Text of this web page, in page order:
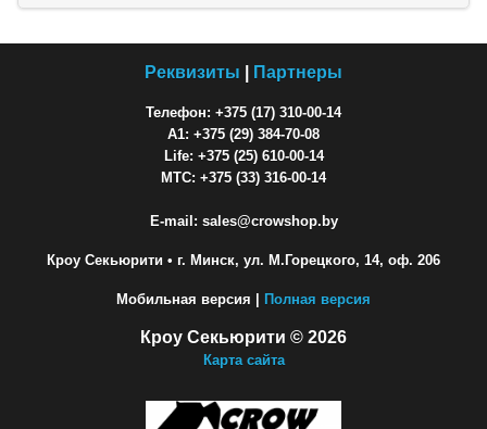
Реквизиты Партнеры
Телефон: +375 (17) 310-00-14
A1: +375 (29) 384-70-08
Life: +375 (25) 610-00-14
МТС: +375 (33) 316-00-14
E-mail: sales@crowshop.by
Кроу Секьюрити • г. Минск, ул. М.Горецкого, 14, оф. 206
Мобильная версия | Полная версия
Кроу Секьюрити © 2026
Карта сайта